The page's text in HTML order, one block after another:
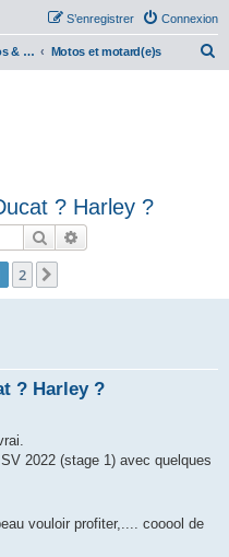
Connexion
S’enregistrer
Discussions Motos & Motard(e)s Motos et motard(e)s
? Harley ?
Rechercher
2
? Harley ?
2022 (stage 1) avec quelques
vouloir profiter,.... cooool de